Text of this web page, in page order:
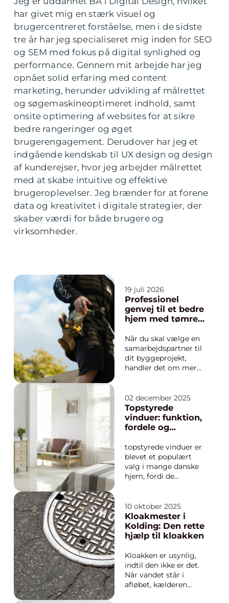
har givet mig en stærk visuel og
brugercentreret forståelse, men i de sidste
tre år har jeg specialiseret mig inden for SEO
og SEM med fokus på digital synlighed og
performance. Gennem mit arbejde har jeg
opnået solid erfaring med content
marketing, herunder udvikling af målrettet
og søgemaskineoptimeret indhold, samt
onsite optimering af websites for at sikre
bedre rangeringer og øget
brugerengagement. Derudover har jeg et
indgående kendskab til UX design og design
af kunderejser, hvor jeg arbejder målrettet
med at skabe intuitive og effektive
brugeroplevelser. Jeg brænder for at forene
data og kreativitet i digitale strategier, der
skaber værdi for både brugere og
virksomheder.
19 juli 2026
Professionel
genvej til et bedre
hjem med tømrer
Når du skal vælge en
samarbejdspartner til
dit byggeprojekt,
handler det om mere
og klar
kommunikation har
stor betydning for
både processen og
Mange ...
02 december 2025
Topstyrede
vinduer: funktion,
fordele og
topstyrede vinduer er
blevet et populært
valg i mange danske
hjem, fordi de
betjening og et enkelt
udtryk. Når du åbner
rammen forneden,
vipper vinduet udad,
fastgjort foroven. Det
...
10 oktober 2025
Kloakmester i
Kolding: Den rette
hjælp til kloakken
Kloakken er usynlig,
indtil den ikke er det.
Når vandet står i
afløbet, kælderen